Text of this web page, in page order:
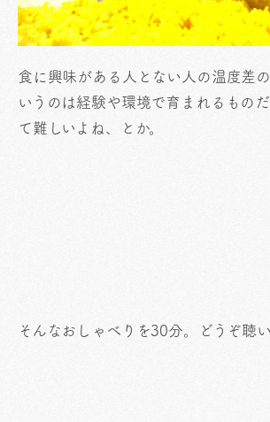
食に興味がある人とない人の温度差
いうのは経験や環境で育まれるもの
て難しいよね、とか。
そんなおしゃべりを30分。どうぞ聴